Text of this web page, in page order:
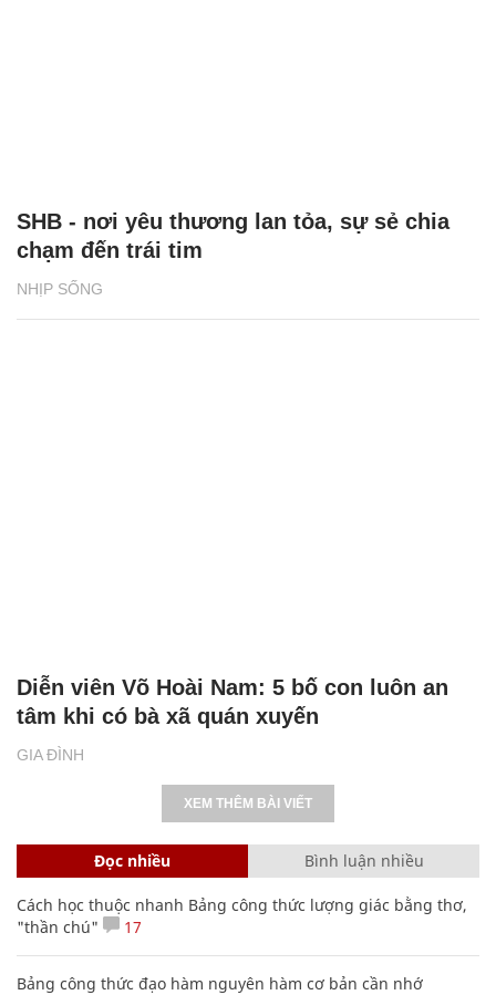
NHỊP SỐNG
SHB - nơi yêu thương lan tỏa, sự sẻ chia
chạm đến trái tim
GIA ĐÌNH
Diễn viên Võ Hoài Nam: 5 bố con luôn an
tâm khi có bà xã quán xuyến
XEM THÊM BÀI VIẾT
Đọc nhiều Bình luận nhiều
Cách học thuộc nhanh Bảng công thức lượng giác bằng thơ,
"thần chú"
17
Bảng công thức đạo hàm nguyên hàm cơ bản cần nhớ